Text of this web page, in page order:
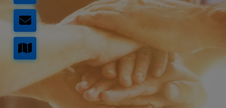
schließen
und schließen